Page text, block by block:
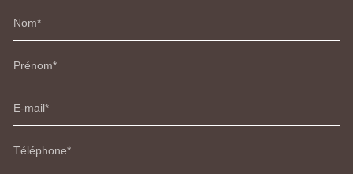
Nom
Prénom
E-mail
Téléphone